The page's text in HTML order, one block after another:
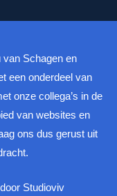
van Schagen en
een onderdeel van
onze collega’s in de
van websites en
ons dus gerust uit
Studioviv